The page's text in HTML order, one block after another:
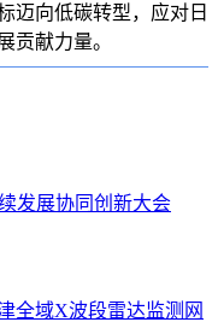
迈向低碳转型，应对日
贡献力量。
发展协同创新大会
全域X波段雷达监测网